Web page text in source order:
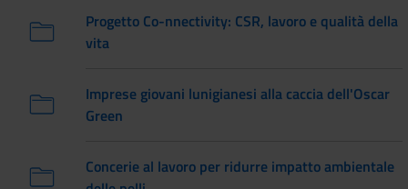
Progetto Co-nnectivity: CSR, lavoro e qualità della
vita
Imprese giovani lunigianesi alla caccia dell'Oscar
Green
Concerie al lavoro per ridurre impatto ambientale